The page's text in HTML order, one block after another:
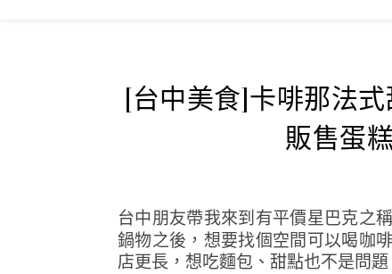
[台中美食]卡啡那法
販售蛋
台中朋友帶我來到有平價星巴克之
鍋物之後，想要找個空間可以喝咖
店更長，想吃麵包、甜點也不是問